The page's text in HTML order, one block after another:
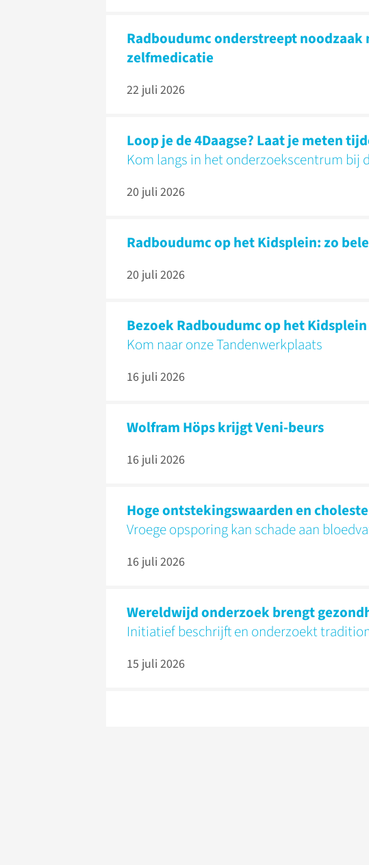
Radboudumc onderstreept
zelfmedicatie
22 juli 2026
Loop je de 4Daagse? Laat je meten
Kom langs in het onderzoekscentrum bij
20 juli 2026
Radboudumc op het Kidsplein: zo
20 juli 2026
Bezoek Radboudumc op het
Kom naar onze Tandenwerkplaats
16 juli 2026
Wolfram Höps krijgt Veni-beurs
16 juli 2026
Hoge ontstekingswaarden en
Vroege opsporing kan schade aan
16 juli 2026
Wereldwijd onderzoek brengt
Initiatief beschrijft en onderzoekt
15 juli 2026